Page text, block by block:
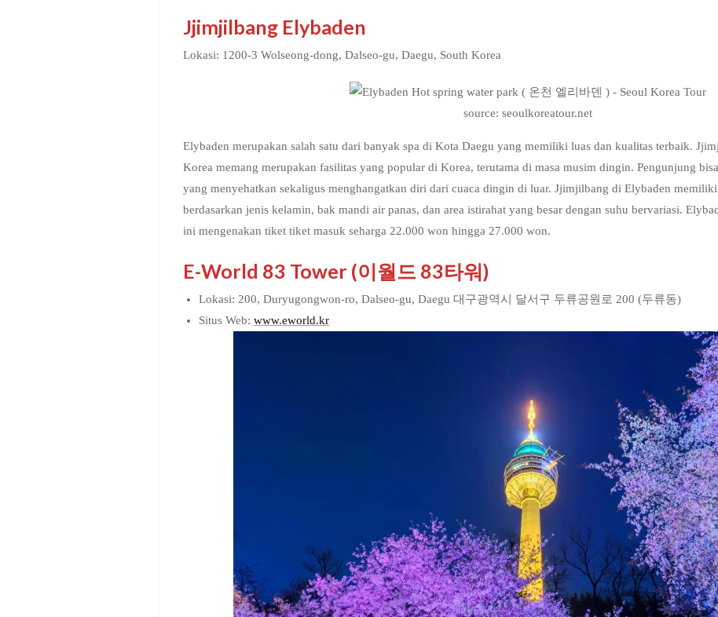
Jjimjilbang Elybaden
Lokasi: 1200-3 Wolseong-dong, Dalseo-gu, Daegu, South Korea
source: seoulkoreatour.net
Elybaden merupakan salah satu dari banyak spa di Kota Daegu yang memiliki luas dan kualitas terbaik.
Korea memang merupakan fasilitas yang popular di Korea, terutama di masa musim dingin. Pengunjung
yang menyehatkan sekaligus menghangatkan diri dari cuaca dingin di luar. Jjimjilbang di Elybaden
berdasarkan jenis kelamin, bak mandi air panas, dan area istirahat yang besar dengan suhu bervariasi.
ini mengenakan tiket tiket masuk seharga 22.000 won hingga 27.000 won.
E-World 83 Tower (이월드 83타워)
Lokasi: 200, Duryugongwon-ro, Dalseo-gu, Daegu 대구광역시 달서구 두류공원로 200 (두류동)
Situs Web: www.eworld.kr